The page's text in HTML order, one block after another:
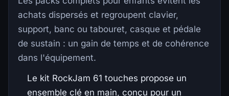
achats dispersés et regroupent clavier,
support, banc ou tabouret, casque et pédale
de sustain : un gain de temps et de cohérence
dans l'équipement.
Le kit RockJam 61 touches propose un
ensemble clé en main, conçu pour un